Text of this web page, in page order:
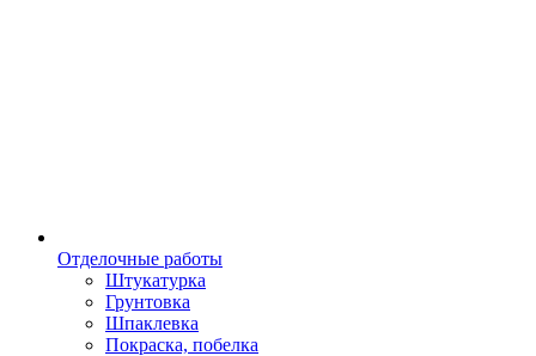
Отделочные работы
Штукатурка
Грунтовка
Шпаклевка
Покраска, побелка